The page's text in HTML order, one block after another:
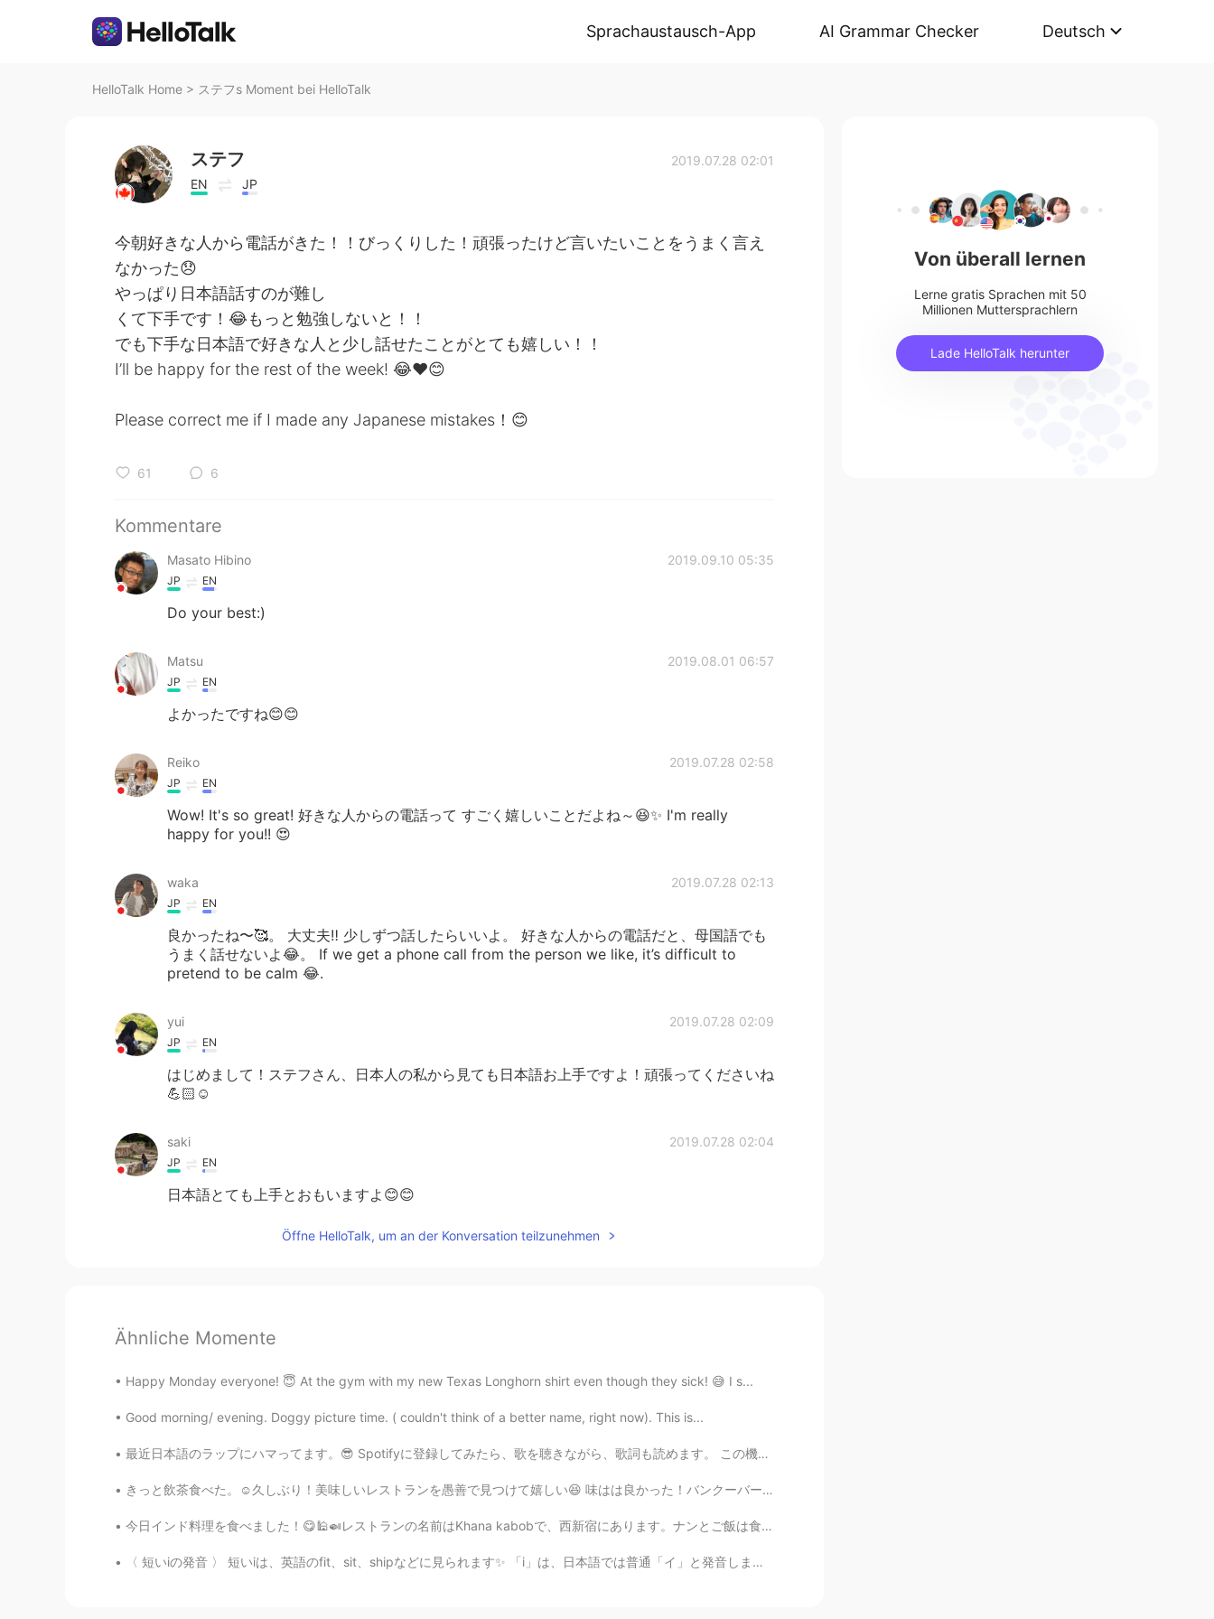
Sprachaustausch-App AI Grammar Checker Deutsch
HelloTalk Home > ステフs Moment bei HelloTalk
ステフ
EN JP
2019.07.28 02:01
今朝好きな人から電話がきた！！びっくりした！頑張ったけど言いたいことをうまく言え
なかった😞
やっぱり日本語話すのが難し
くて下手です！😂もっと勉強しないと！！
でも下手な日本語で好きな人と少し話せたことがとても嬉しい！！
I’ll be happy for the rest of the week! 😂❤️😊
Please correct me if I made any Japanese mistakes！😊
61 6
Kommentare
Masato Hibino 2019.09.10 05:35
JP EN
Do your best:)
Matsu 2019.08.01 06:57
JP EN
よかったですね😊😊
Reiko 2019.07.28 02:58
JP EN
Wow! It's so great! 好きな人からの電話って すごく嬉しいことだよね～😆✨ I'm really
happy for you!! 😍
waka 2019.07.28 02:13
JP EN
良かったね〜🥰。 大丈夫‼️ 少しずつ話したらいいよ。 好きな人からの電話だと、母国語でも
うまく話せないよ😂。 If we get a phone call from the person we like, it’s difficult to
pretend to be calm 😂.
yui 2019.07.28 02:09
JP EN
はじめまして！ステフさん、日本人の私から見ても日本語お上手ですよ！頑張ってくださいね
💪🏻☺️
saki 2019.07.28 02:04
JP EN
日本語とても上手とおもいますよ😊😊
Öffne HelloTalk, um an der Konversation teilzunehmen
Ähnliche Momente
Happy Monday everyone! 😇 At the gym with my new Texas Longhorn shirt even though they sick! 😅 I s...
Good morning/ evening. Doggy picture time. ( couldn't think of a better name, right now). This is...
最近日本語のラップにハマってます。😎 Spotifyに登録してみたら、歌を聴きながら、歌詞も読めます。 この機能が最高ですね。😃 12年前ぐらい音楽に興味を持ち始めたのはラップとヒップホップ...
きっと飲茶食べた。☺久しぶり！美味しいレストランを愚善で見つけて嬉しい😆 味はは良かった！バンクーバーの美味しい飲茶みたい。これは知ってる？ローマイガイと揚げ豆腐とシュウマイとネギパンケーキと...
今日インド料理を食べました！😋🕌🍛レストランの名前はKhana kabobで、西新宿にあります。ナンとご飯は食べ放題だったので、オススメです！😊👍事務所へ歩いて行く途中で、桜を見ました！🤩🌸
〈 短いiの発音 〉 短いiは、英語のfit、sit、shipなどに見られます✨ 「i」は、日本語では普通「イ」と発音しますよね。 でも日本語の「イ」とは違います。日本語の「イ」の音でShip...
Von überall lernen
Lerne gratis Sprachen mit 50
Millionen Muttersprachlern
Lade HelloTalk herunter